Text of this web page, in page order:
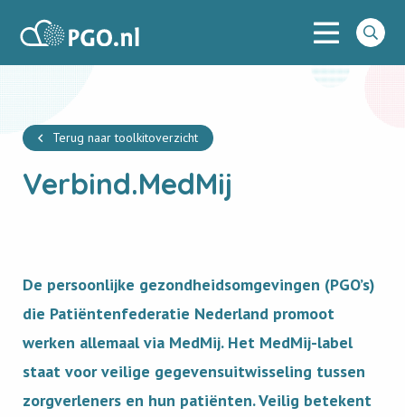
PGO
Menu
Go
to
Terug naar toolkitoverzicht
Verbind.MedMij
De persoonlijke gezondheidsomgevingen (PGO’s)
die Patiëntenfederatie Nederland promoot
werken allemaal via MedMij. Het MedMij-label
staat voor veilige gegevensuitwisseling tussen
zorgverleners en hun patiënten. Veilig betekent